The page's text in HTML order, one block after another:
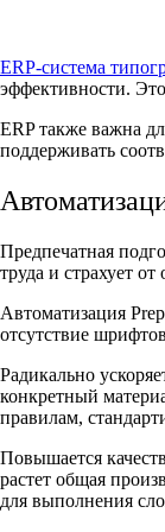
ERP-система
эффективности.
ERP также важна
поддерживать
Предпечатная
труда и страхует
Автоматизация
отсутствие
Радикально
конкретный
правилам,
Повышается
растет общая
для выполнения